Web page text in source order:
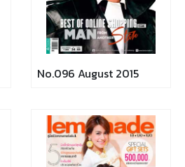
No.096 August 2015